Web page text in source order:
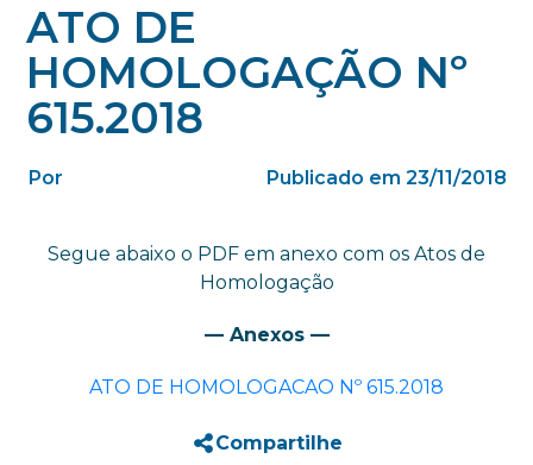
ATO DE
HOMOLOGAÇÃO Nº
615.2018
Por Publicado em 23/11/2018
Segue abaixo o PDF em anexo com os Atos de
Homologação
— Anexos —
ATO DE HOMOLOGACAO Nº 615.2018
Compartilhe